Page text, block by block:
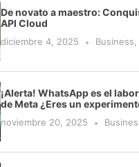
De novato a maestro:
API Cloud
diciembre 4, 2025 Business,
¡Alerta! WhatsApp es el
de Meta ¿Eres un
noviembre 20, 2025